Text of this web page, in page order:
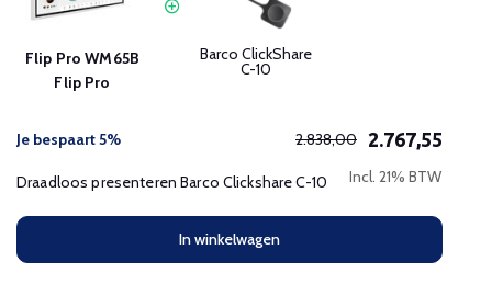
Flip Pro WM65B
Flip Pro
Barco ClickShare
C-10
Je bespaart 5% 2.838,00 2.767,55
Draadloos presenteren Barco Clickshare C-10 Incl. 21% BTW
In winkelwagen